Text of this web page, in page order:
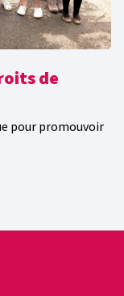
de
pour promouvoir